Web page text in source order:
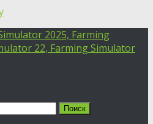
2025, Farming
22, Farming Simulator